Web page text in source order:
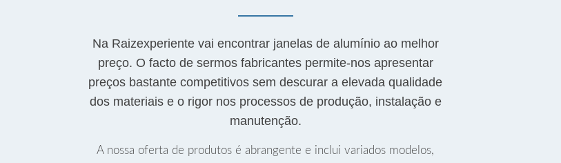
Na Raizexperiente vai encontrar janelas de alumínio ao melhor
preço. O facto de sermos fabricantes permite-nos apresentar
preços bastante competitivos sem descurar a elevada qualidade
dos materiais e o rigor nos processos de produção, instalação e
manutenção.
A nossa oferta de produtos é abrangente e inclui variados modelos,